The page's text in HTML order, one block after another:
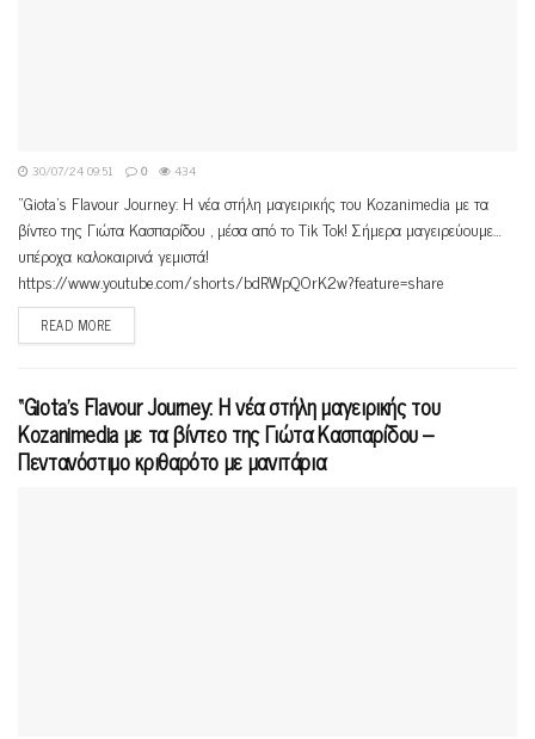
30/07/24 09:51 0 434
“Giota’s Flavour Journey: Η νέα στήλη μαγειρικής του Kozanimedia με τα
βίντεο της Γιώτα Κασπαρίδου , μέσα από το Tik Tok! Σήμερα μαγειρεύουμε…
υπέροχα καλοκαιρινά γεμιστά!
https://www.youtube.com/shorts/bdRWpQOrK2w?feature=share
READ MORE
“Giota’s Flavour Journey: Η νέα στήλη μαγειρικής του
Kozanimedia με τα βίντεο της Γιώτα Κασπαρίδου –
Πεντανόστιμο κριθαρότο με μανιτάρια